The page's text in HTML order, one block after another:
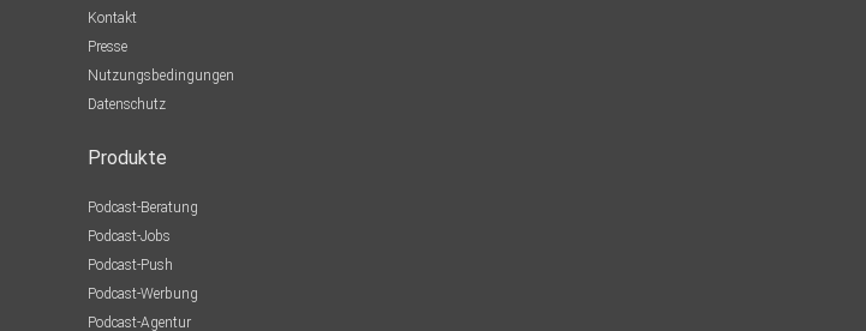
Kontakt
Presse
Nutzungsbedingungen
Datenschutz
Produkte
Podcast-Beratung
Podcast-Jobs
Podcast-Push
Podcast-Werbung
Podcast-Agentur